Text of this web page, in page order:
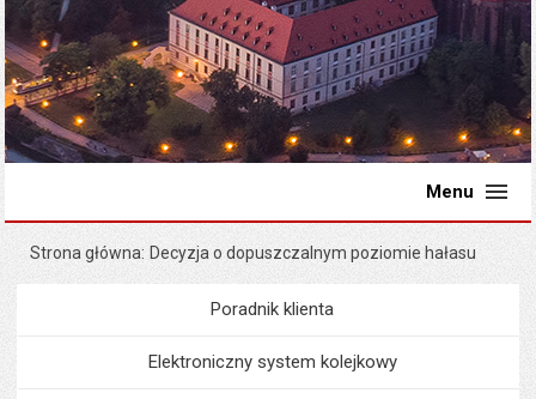
Menu
Strona główna Decyzja o dopuszczalnym poziomie hałasu
MenuPoradnik Klienta
Poradnik klienta
Elektroniczny system kolejkowy